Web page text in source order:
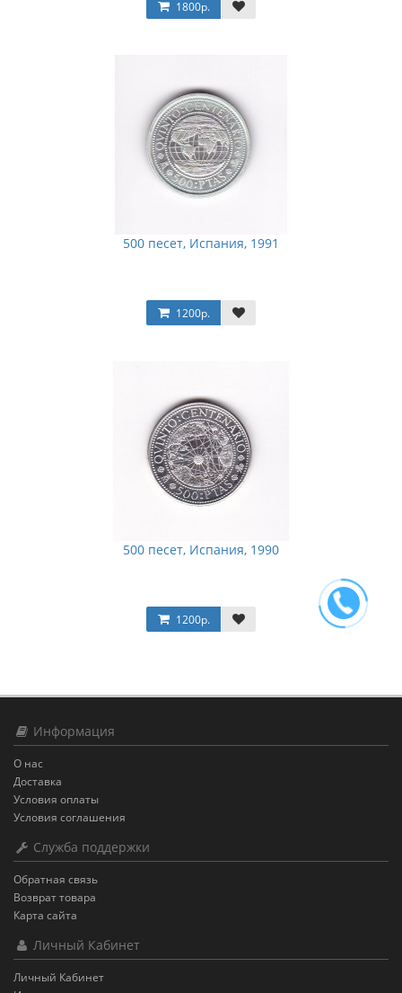
1800р.
500 песет, Испания, 1991
1200р.
500 песет, Испания, 1990
1200р.
Информация
О нас
Доставка
Условия оплаты
Условия соглашения
Служба поддержки
Обратная связь
Возврат товара
Карта сайта
Личный Кабинет
Личный Кабинет